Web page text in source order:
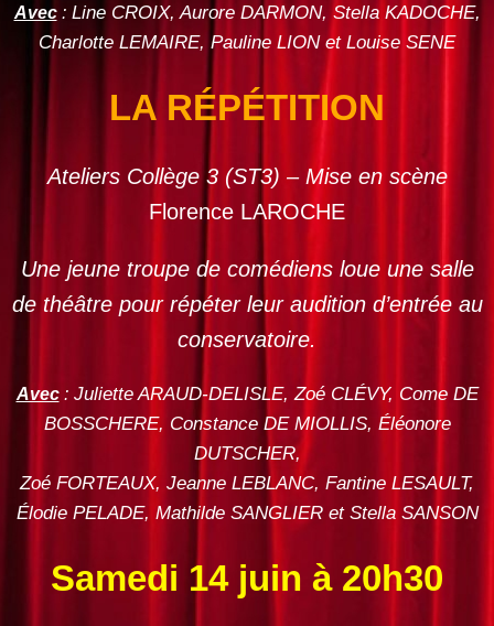
Avec:Line CROIX, Aurore DARMON, Stella KADOCHE,
Charlotte LEMAIRE, Pauline LION et Louise SENE
LA RÉPÉTITION
Ateliers Collège 3 (ST3) – Mise en scène
Florence LAROCHE
Une jeune troupe de comédiens loue une salle
de théâtre pour répéter leur audition d’entrée au
conservatoire.
Avec:Juliette ARAUD-DELISLE, Zoé CLÉVY, Come DE
BOSSCHERE, Constance DE MIOLLIS, Éléonore
DUTSCHER,
Zoé FORTEAUX, Jeanne LEBLANC, Fantine LESAULT,
Élodie PELADE, Mathilde SANGLIER et Stella SANSON
Samedi 14 juin à 20h30